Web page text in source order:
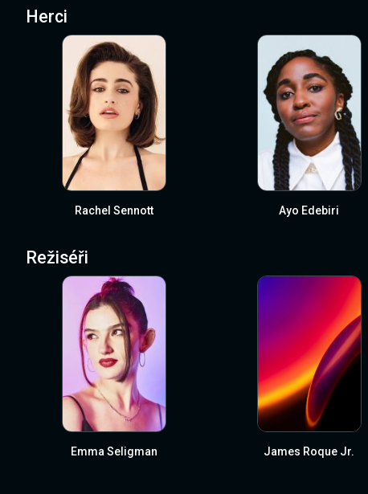
Herci
Rachel Sennott Ayo Edebiri
Režiséři
Emma Seligman James Roque Jr.